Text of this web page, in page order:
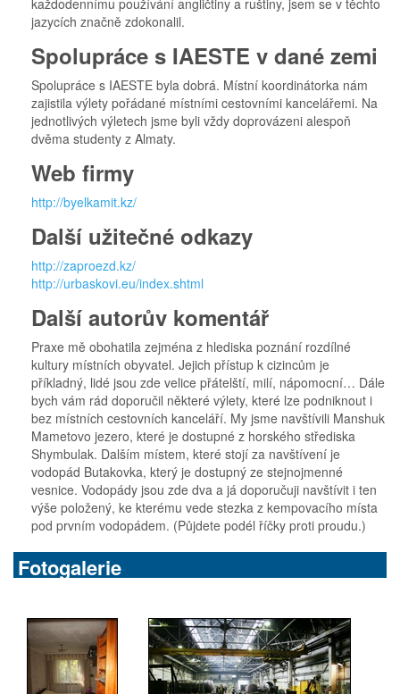
každodennímu používání angličtiny a ruštiny, jsem se v těchto
jazycích značně zdokonalil.
Spolupráce s IAESTE v dané zemi
Spolupráce s IAESTE byla dobrá. Místní koordinátorka nám
zajistila výlety pořádané místními cestovními kancelářemi. Na
jednotlivých výletech jsme byli vždy doprovázeni alespoň
dvěma studenty z Almaty.
Web firmy
http://byelkamit.kz/
Další užitečné odkazy
http://zaproezd.kz/
http://urbaskovi.eu/index.shtml
Další autorův komentář
Praxe mě obohatila zejména z hlediska poznání rozdílné
kultury místních obyvatel. Jejich přístup k cizincům je
příkladný, lidé jsou zde velice přátelští, milí, nápomocní… Dále
bych vám rád doporučil některé výlety, které lze podniknout i
bez místních cestovních kanceláří. My jsme navštívili Manshuk
Mametovo jezero, které je dostupné z horského střediska
Shymbulak. Dalším místem, které stojí za navštívení je
vodopád Butakovka, který je dostupný ze stejnojmenné
vesnice. Vodopády jsou zde dva a já doporučuji navštívit i ten
výše položený, ke kterému vede stezka z kempovacího místa
pod prvním vodopádem. (Půjdete podél říčky proti proudu.)
Fotogalerie